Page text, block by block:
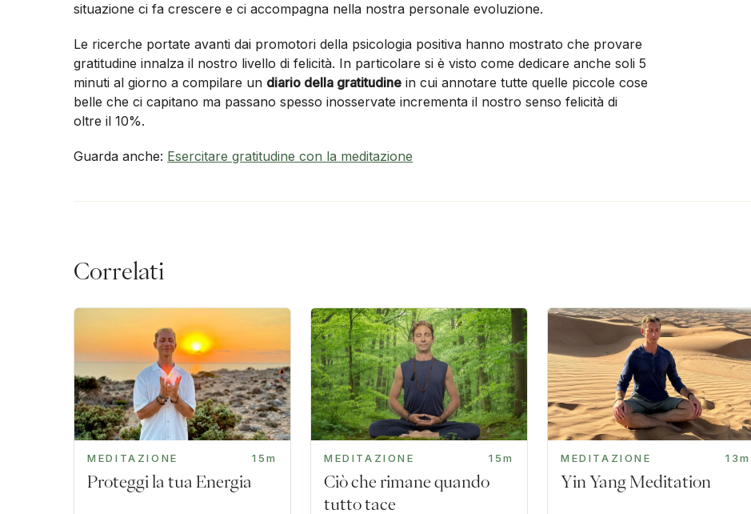
situazione ci fa crescere e ci accompagna nella nostra personale evoluzione.
Le ricerche portate avanti dai promotori della psicologia positiva hanno mostrato che provare
gratitudine innalza il nostro livello di felicità. In particolare si è visto come dedicare anche soli 5
minuti al giorno a compilare un diario della gratitudine in cui annotare tutte quelle piccole cose
belle che ci capitano ma passano spesso inosservate incrementa il nostro senso felicità di
oltre il 10%.
Guarda anche: Esercitare gratitudine con la meditazione
Correlati
MEDITAZIONE 15m
Proteggi la tua Energia
MEDITAZIONE 15m
Ciò che rimane quando
tutto tace
MEDITAZIONE 13m
Yin Yang Meditation